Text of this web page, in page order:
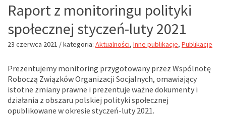
pomocowych
Polsce
Raport z monitoringu polityki
społecznej styczeń-luty 2021
23 czerwca 2021 / kategoria: Aktualności, Inne publikacje, Publikacje
Prezentujemy monitoring przygotowany przez Wspólnotę
Roboczą Związków Organizacji Socjalnych, omawiający
istotne zmiany prawne i prezentuje ważne dokumenty i
działania z obszaru polskiej polityki społecznej
opublikowane w okresie styczeń-luty 2021.